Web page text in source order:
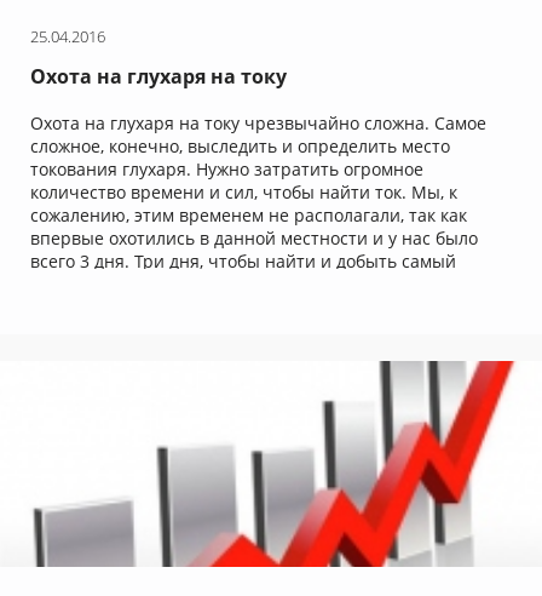
25.04.2016
Охота на глухаря на току
Охота на глухаря на току чрезвычайно сложна. Самое
сложное, конечно, выследить и определить место
токования глухаря. Нужно затратить огромное
количество времени и сил, чтобы найти ток. Мы, к
сожалению, этим временем не располагали, так как
впервые охотились в данной местности и у нас было
всего 3 дня. Три дня, чтобы найти и добыть самый